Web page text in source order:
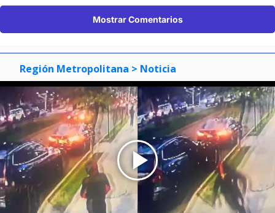
Mostrar Comentarios
Región Metropolitana > Noticia